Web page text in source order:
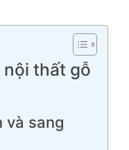
nội thất gỗ
và sang